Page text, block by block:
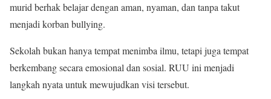
murid berhak belajar dengan aman, nyaman, dan tanpa takut
menjadi korban bullying.
Sekolah bukan hanya tempat menimba ilmu, tetapi juga tempat
berkembang secara emosional dan sosial. RUU ini menjadi
langkah nyata untuk mewujudkan visi tersebut.